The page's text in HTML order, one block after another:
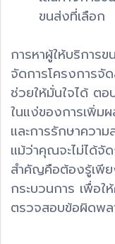
ขนส่งที่เลือก
การหาผู้ให้บริการ
จัดการโครงการจั
ช่วยให้มั่นใจได้ ต
ในแง่ของการเพิ่ม
และการรักษาคว
แม้ว่าคุณจะไม่ได้จั
สำคัญคือต้องรู้เพีย
กระบวนการ เพื่อใ
ตรวจสอบข้อผิดพ